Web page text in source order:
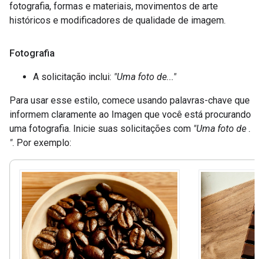
fotografia, formas e materiais, movimentos de arte
históricos e modificadores de qualidade de imagem.
Fotografia
A solicitação inclui: "Uma foto de..."
Para usar esse estilo, comece usando palavras-chave que
informem claramente ao Imagen que você está procurando
uma fotografia. Inicie suas solicitações com "Uma foto de .
". Por exemplo: